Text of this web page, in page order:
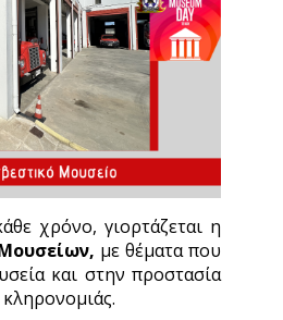
χρόνο, γιορτάζεται η
με θέματα που
και στην προστασία
κληρονομιάς.